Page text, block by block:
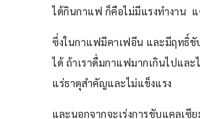
ได้กินกาแฟ ก็คือไม่มีแรงทำงาน
ซึ่งในกาแฟมีคาเฟอีน และมีฤทธิ์ขั
ได้ ถ้าเราดื่มกาแฟมากเกินไปและ
แร่ธาตุสำคัญและไม่แข็งแรง
และนอกจากจะเร่งการขับแคลเซี